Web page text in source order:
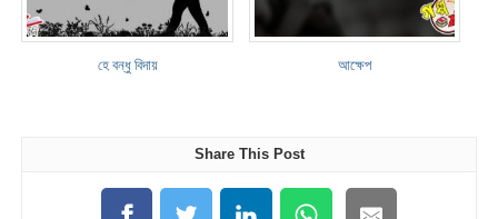
হে বন্ধু বিদায় আক্ষেপ
Share This Post